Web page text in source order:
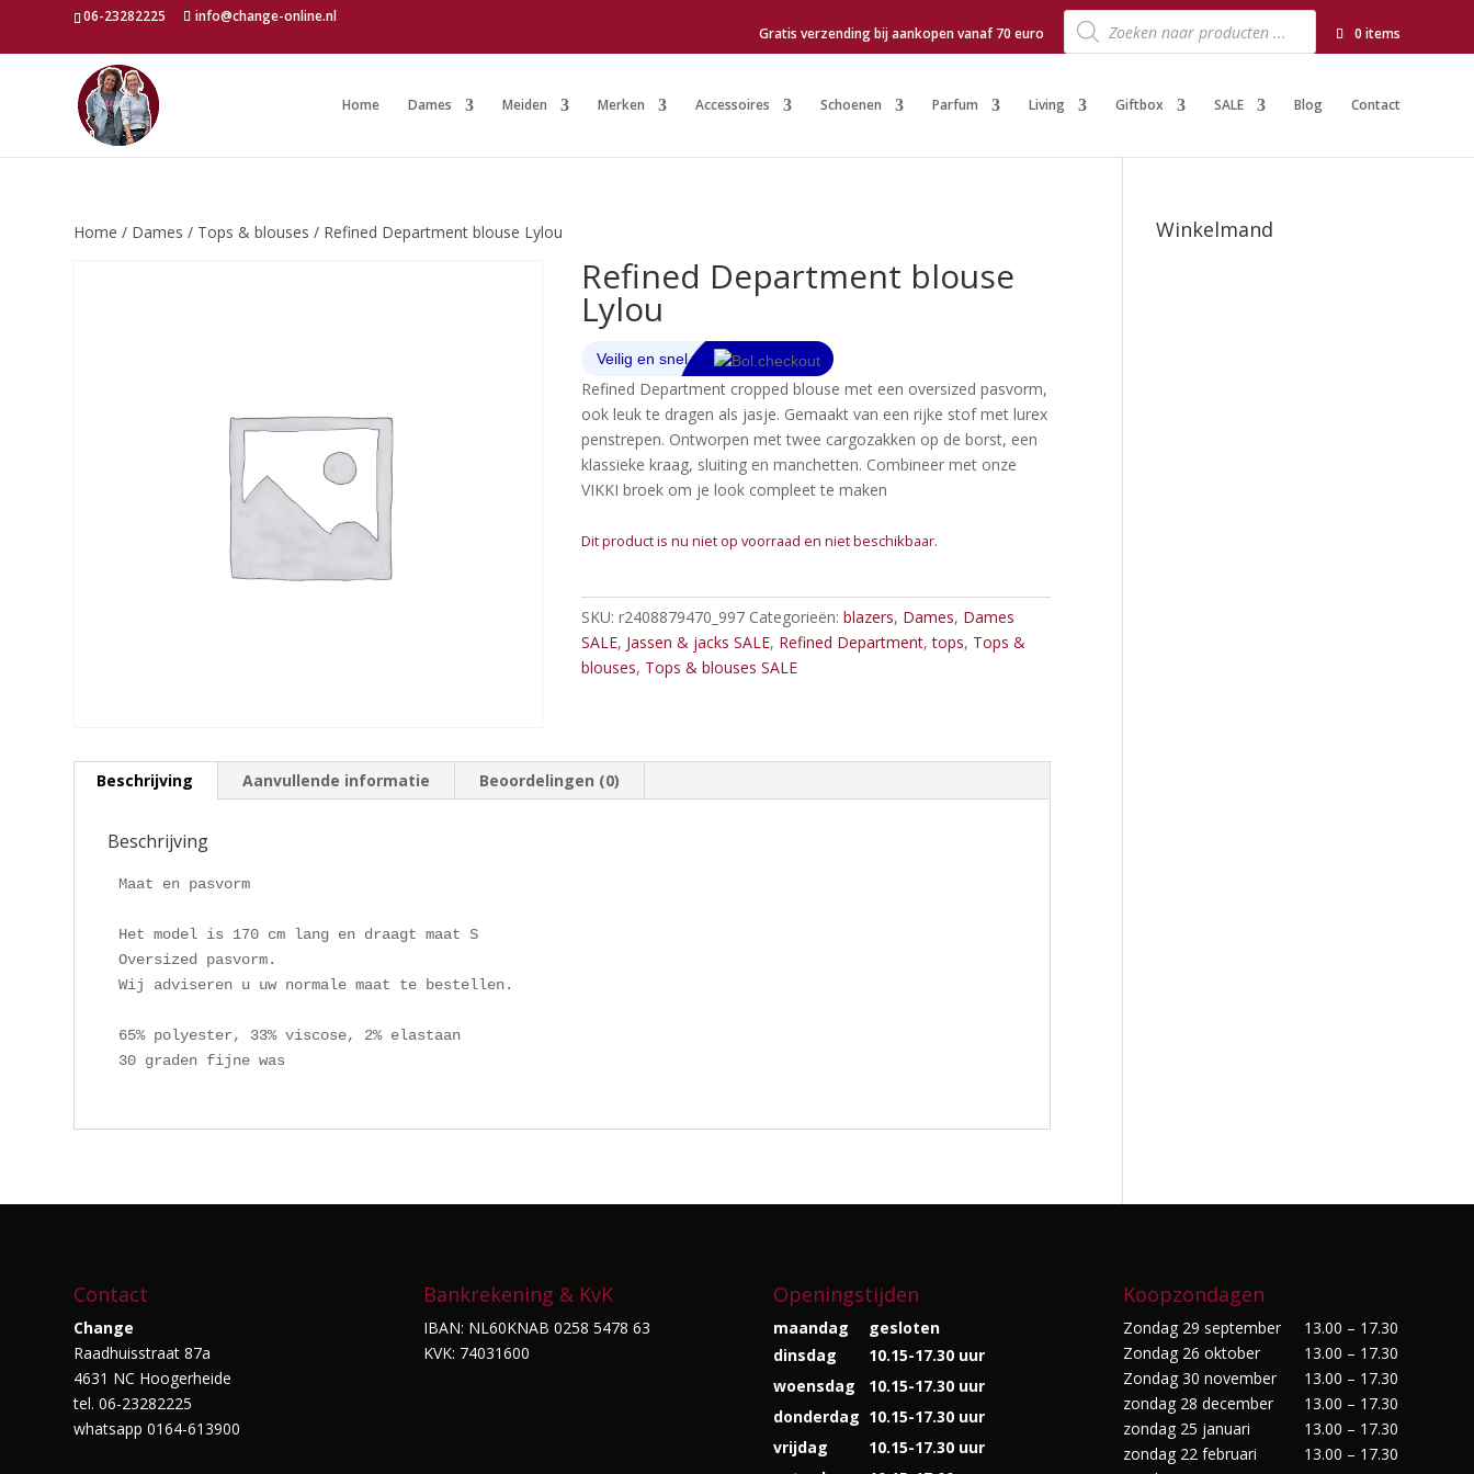
06-23282225
info@change-online.nl
Gratis verzending bij aankopen vanaf 70 euro
Producten
zoeken 0 items
Home Dames Meiden Merken Accessoires Schoenen Parfum Living Giftbox SALE Blog Contact
Home / Dames / Tops & blouses / Refined Department blouse Lylou
Refined Department blouse
Lylou
Refined Department cropped blouse met een oversized pasvorm,
ook leuk te dragen als jasje. Gemaakt van een rijke stof met lurex
penstrepen. Ontworpen met twee cargozakken op de borst, een
klassieke kraag, sluiting en manchetten. Combineer met onze
VIKKI broek om je look compleet te maken
Dit product is nu niet op voorraad en niet beschikbaar.
SKU:r2408879470_997 Categorieën:blazers, Dames, Dames
SALE, Jassen & jacks SALE, Refined Department,tops, Tops &
blouses, Tops & blouses SALE
Beschrijving Aanvullende informatie Beoordelingen (0)
Beschrijving
Maat en pasvorm
Het model is 170 cm lang en draagt ​​maat S
Oversized pasvorm.
Wij adviseren u uw normale maat te bestellen.
65% polyester, 33% viscose, 2% elastaan
30 graden fijne was
Winkelmand
Contact
Change
Raadhuisstraat 87a
4631 NC Hoogerheide
tel. 06-23282225
whatsapp 0164-613900
Bankrekening & KvK
IBAN: NL60KNAB 0258 5478 63
KVK: 74031600
Openingstijden
maandag
gesloten
dinsdag
10.15-17.30 uur
woensdag
10.15-17.30 uur
donderdag 10.15-17.30 uur
vrijdag
10.15-17.30 uur
Koopzondagen
Zondag 29 september
13.00 – 17.30
Zondag 26 oktober
13.00 – 17.30
Zondag 30 november
13.00 – 17.30
zondag 28 december
13.00 – 17.30
zondag 25 januari
13.00 – 17.30
zondag 22 februari
13.00 – 17.30